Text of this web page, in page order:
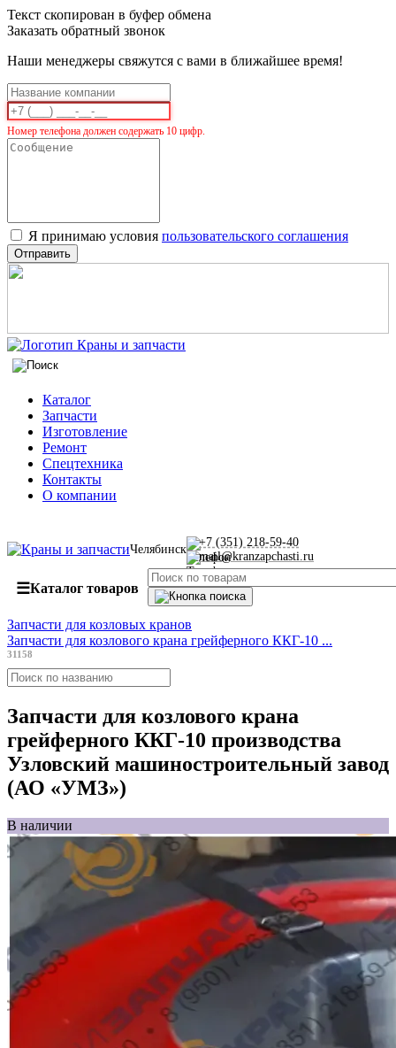
Текст скопирован в буфер обмена
Заказать обратный звонок
Наши менеджеры свяжутся с вами в ближайшее время!
Номер телефона должен содержать 10 цифр.
Я принимаю условия пользовательского соглашения
Отправить
Каталог
Запчасти
Изготовление
Ремонт
Спецтехника
Контакты
О компании
Челябинск
+7 (351) 218-59-40
mail@kranzapchasti.ru
☰Каталог товаров
Запчасти для козловых кранов
Запчасти для козлового крана грейферного ККГ-10 ...
31158
Запчасти для козлового крана
грейферного ККГ-10 производства
Узловский машиностроительный завод
(АО «УМЗ»)
В наличии